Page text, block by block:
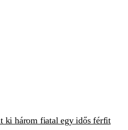
ki három fiatal egy idős férfit